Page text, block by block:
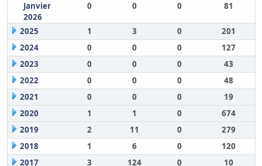
Janvier
2026
0 0 0 81
2025 1 3 0
201
2024
0 0 0
127
2023
0 0 0
43
2022
0 0 0
48
2021
0 0 0
19
2020
1 1 0
674
2019
2 11 0
279
2018
1 6 0
120
2017
3 124 0 10